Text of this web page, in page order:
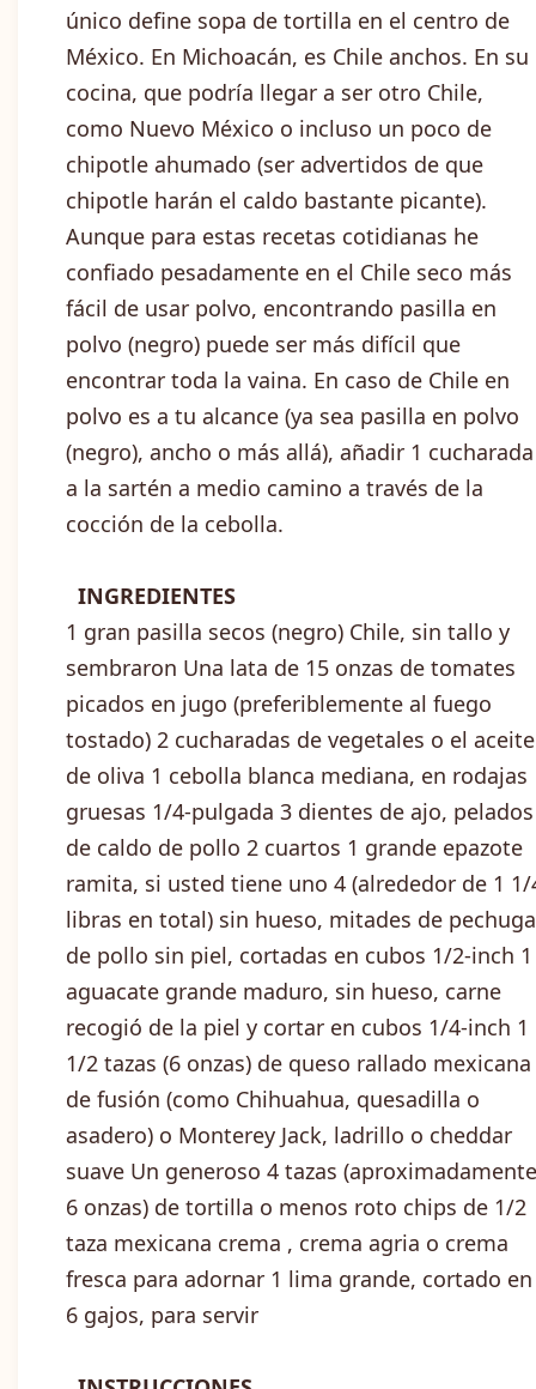
único define sopa de tortilla en el centro de
México. En Michoacán, es Chile anchos. En su
cocina, que podría llegar a ser otro Chile,
como Nuevo México o incluso un poco de
chipotle ahumado (ser advertidos de que
chipotle harán el caldo bastante picante).
Aunque para estas recetas cotidianas he
confiado pesadamente en el Chile seco más
fácil de usar polvo, encontrando pasilla en
polvo (negro) puede ser más difícil que
encontrar toda la vaina. En caso de Chile en
polvo es a tu alcance (ya sea pasilla en polvo
(negro), ancho o más allá), añadir 1 cucharada
a la sartén a medio camino a través de la
cocción de la cebolla.
INGREDIENTES
1 gran pasilla secos (negro) Chile, sin tallo y
sembraron Una lata de 15 onzas de tomates
picados en jugo (preferiblemente al fuego
tostado) 2 cucharadas de vegetales o el aceite
de oliva 1 cebolla blanca mediana, en rodajas
gruesas 1/4-pulgada 3 dientes de ajo, pelados
de caldo de pollo 2 cuartos 1 grande epazote
ramita, si usted tiene uno 4 (alrededor de 1 1/
libras en total) sin hueso, mitades de pechuga
de pollo sin piel, cortadas en cubos 1/2-inch 1
aguacate grande maduro, sin hueso, carne
recogió de la piel y cortar en cubos 1/4-inch 1
1/2 tazas (6 onzas) de queso rallado mexicana
de fusión (como Chihuahua, quesadilla o
asadero) o Monterey Jack, ladrillo o cheddar
suave Un generoso 4 tazas (aproximadamente
6 onzas) de tortilla o menos roto chips de 1/2
taza mexicana crema , crema agria o crema
fresca para adornar 1 lima grande, cortado en
6 gajos, para servir